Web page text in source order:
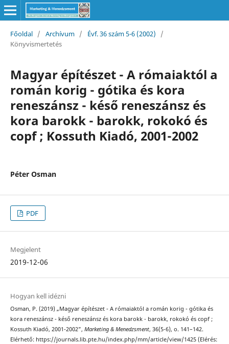
Főoldal / Archívum / Évf. 36 szám 5-6 (2002)
/
Könyvismertetés
Magyar építészet - A rómaiaktól a
román korig - gótika és kora
reneszánsz - késő reneszánsz és
kora barokk - barokk, rokokó és
copf ; Kossuth Kiadó, 2001-2002
Péter Osman
PDF
Megjelent
2019-12-06
Hogyan kell idézni
Osman, P. (2019) „Magyar építészet - A rómaiaktól a román korig - gótika és
kora reneszánsz - késő reneszánsz és kora barokk - barokk, rokokó és copf ;
Kossuth Kiadó, 2001-2002”, Marketing & Menedzsment, 36(5-6), o. 141–142.
Elérhető: https://journals.lib.pte.hu/index.php/mm/article/view/1425 (Elérés: